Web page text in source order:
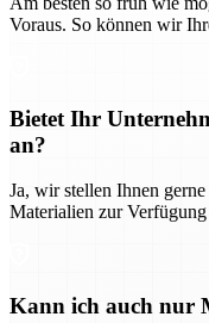
Voraus. So können wir
Bietet Ihr
an?
Ja, wir stellen Ihnen
Materialien zur
Kann ich auch nur